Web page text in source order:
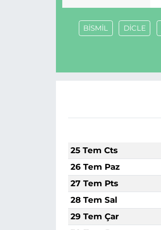
BİSMİL DİCLE
25 Tem Cts
26 Tem Paz
27 Tem Pts
28 Tem Sal
29 Tem Çar